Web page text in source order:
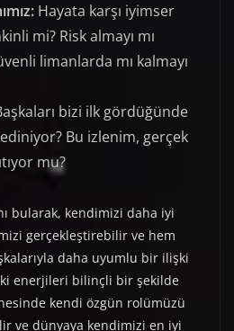
Hayata karşı iyimser
mi? Risk almayı mı
limanlarda mı kalmayı
bizi ilk gördüğünde
Bu izlenim, gerçek
mu?
bularak, kendimizi daha iyi
gerçekleştirebilir ve hem
daha uyumlu bir ilişki
enerjileri bilinçli bir şekilde
kendi özgün rolümüzü
ve dünyaya kendimizi en iyi